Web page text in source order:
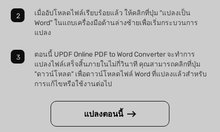
เมื่ออัปโหลดไฟล์เรียบร้อยแล้ว ให้คลิกที่ปุ่ม "แปลงเป็น
Word" ในแถบเครื่องมือด้านล่างซ้ายเพื่อเริ่มกระบวนการ
แปลง
ตอนนี้ UPDF Online PDF to Word Converter จะทำการ
แปลงไฟล์เสร็จสิ้นภายในไม่กี่วินาที คุณสามารถคลิกที่ปุ่ม
"ดาวน์โหลด" เพื่อดาวน์โหลดไฟล์ Word ที่แปลงแล้วสำหรับ
การแก้ไขหรือใช้งานต่อไป
แปลงตอนนี้